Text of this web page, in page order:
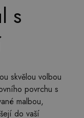
s
skvělou volbou
povrchu s
malbou,
do vaší